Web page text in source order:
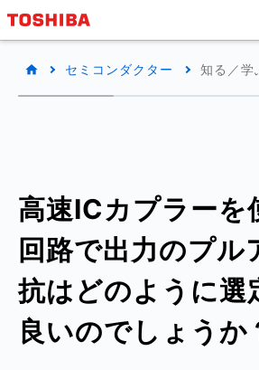
セミコンダクター 知る／学
高速ICカプラーを
回路で出力のプル
抗はどのように選
良いのでしょうか